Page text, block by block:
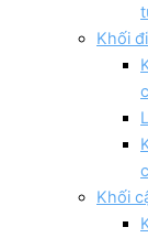
Khối
Khối